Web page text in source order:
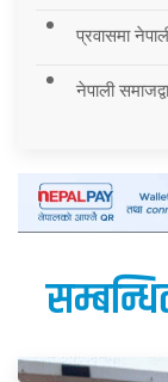
प्रवासमा
नेपाली